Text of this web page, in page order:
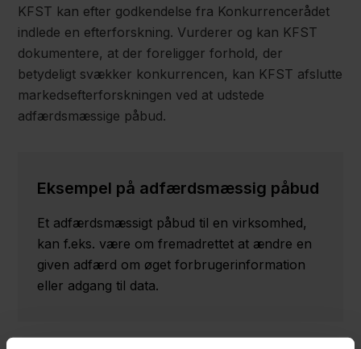
KFST kan efter godkendelse fra Konkurrencerådet
indlede en efterforskning. Vurderer og kan KFST
dokumentere, at der foreligger forhold, der
betydeligt svækker konkurrencen, kan KFST afslutte
markedsefterforskningen ved at udstede
adfærdsmæssige påbud.
Eksempel på adfærdsmæssig påbud
Et adfærdsmæssigt påbud til en virksomhed,
kan f.eks. være om fremadrettet at ændre en
given adfærd om øget forbrugerinformation
eller adgang til data.